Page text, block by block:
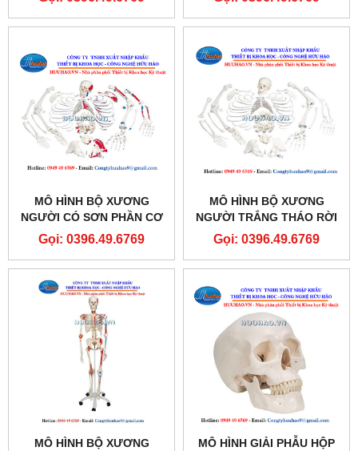
MÔ HÌNH BỘ XƯƠNG
NGƯỜI CÓ SƠN PHẦN CƠ
Gọi: 0396.49.6769
MÔ HÌNH BỘ XƯƠNG
NGƯỜI TRẮNG THÁO RỜI
Gọi: 0396.49.6769
MÔ HÌNH BỘ XƯƠNG
MÔ HÌNH GIẢI PHẪU HỘP